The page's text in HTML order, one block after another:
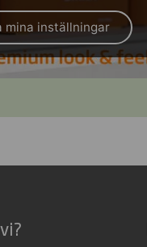
mina inställningar